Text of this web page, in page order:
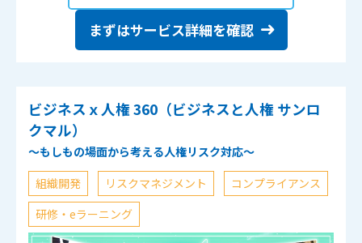
まずはサービス詳細を確認
ビジネスｘ人権 360（ビジネスと人権 サンロ
クマル）​
～もしもの場面から考える人権リスク対応～​
組織開発
リスクマネジメント
コンプライアンス
研修・eラーニング